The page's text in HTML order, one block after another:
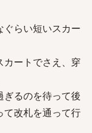
らい短いスカー
ートでさえ、穿
るのを待って後
て改札を通って行